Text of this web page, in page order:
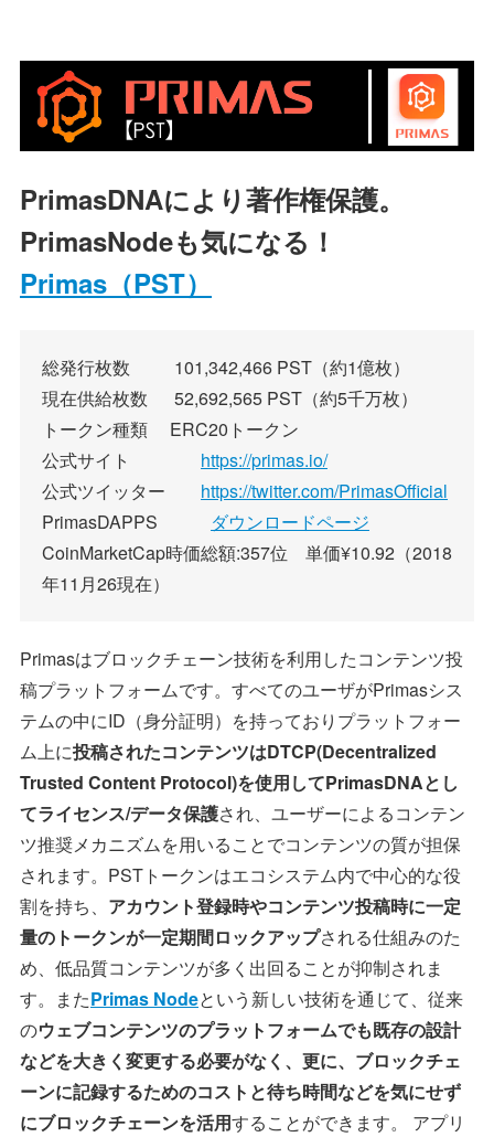
PrimasDNAにより著作権保護。
PrimasNodeも気になる！
Primas（PST）
総発行枚数 101,342,466 PST（約1億枚）
現在供給枚数 52,692,565 PST（約5千万枚）
トークン種類 ERC20トークン
公式サイト https://primas.io/
公式ツイッター https://twitter.com/PrimasOfficial
PrimasDAPPS ダウンロードページ
CoinMarketCap時価総額:357位 単価¥10.92（2018
年11月26現在）
Primasはブロックチェーン技術を利用したコンテンツ投
稿プラットフォームです。すべてのユーザがPrimasシス
テムの中にID（身分証明）を持っておりプラットフォー
ム上に投稿されたコンテンツはDTCP(Decentralized
Trusted Content Protocol)を使用してPrimasDNAとし
てライセンス/データ保護され、ユーザーによるコンテン
ツ推奨メカニズムを用いることでコンテンツの質が担保
されます。PSTトークンはエコシステム内で中心的な役
割を持ち、 アカウント登録時やコンテンツ投稿時に一定
量のトークンが一定期間ロックアップされる仕組みのた
め、低品質コンテンツが多く出回ることが抑制されま
す。またPrimas Nodeという新しい技術を通じて、従来
のウェブコンテンツのプラットフォームでも既存の設計
などを大きく変更する必要がなく、更に、ブロックチェ
ーンに記録するためのコストと待ち時間などを気にせず
にブロックチェーンを活用することができます。 アプリ